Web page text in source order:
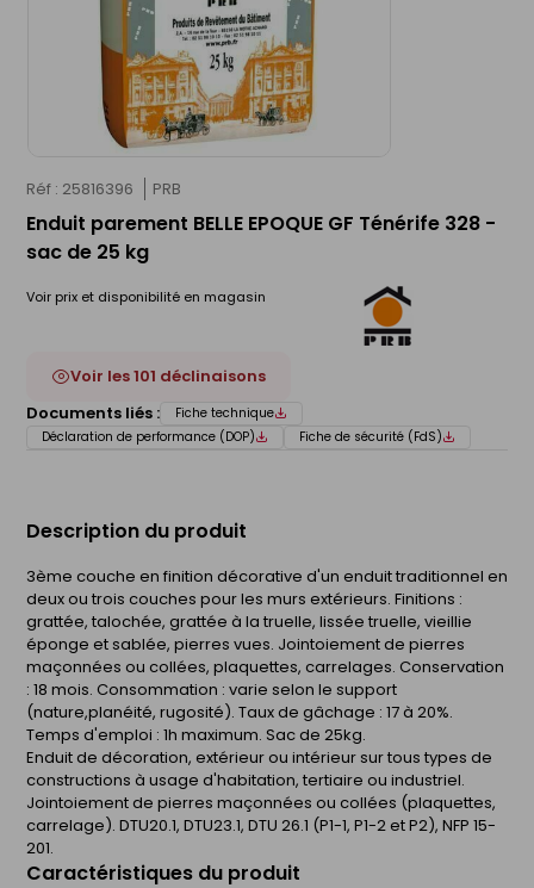
Réf : 25816396 PRB
Enduit parement BELLE EPOQUE GF Ténérife 328 -
sac de 25 kg
Voir prix et disponibilité en magasin
Voir les 101 déclinaisons
Documents liés :
Fiche technique
Déclaration de performance (DOP)
Fiche de sécurité (FdS)
Description du produit
3ème couche en finition décorative d'un enduit traditionnel en
deux ou trois couches pour les murs extérieurs. Finitions :
grattée, talochée, grattée à la truelle, lissée truelle, vieillie
éponge et sablée, pierres vues. Jointoiement de pierres
maçonnées ou collées, plaquettes, carrelages. Conservation
: 18 mois. Consommation : varie selon le support
(nature,planéité, rugosité). Taux de gâchage : 17 à 20%.
Temps d'emploi : 1h maximum. Sac de 25kg.
Enduit de décoration, extérieur ou intérieur sur tous types de
constructions à usage d'habitation, tertiaire ou industriel.
Jointoiement de pierres maçonnées ou collées (plaquettes,
carrelage). DTU20.1, DTU23.1, DTU 26.1 (P1-1, P1-2 et P2), NFP 15-
201.
Caractéristiques du produit